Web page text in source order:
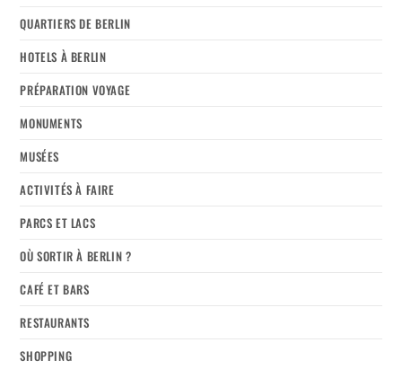
QUARTIERS DE BERLIN
HOTELS À BERLIN
PRÉPARATION VOYAGE
MONUMENTS
MUSÉES
ACTIVITÉS À FAIRE
PARCS ET LACS
OÙ SORTIR À BERLIN ?
CAFÉ ET BARS
RESTAURANTS
SHOPPING